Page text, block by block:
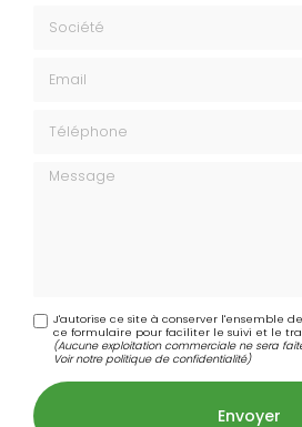
Message
J'autorise ce site à conserver l'ensemble
ce formulaire pour faciliter le suivi et le
(Aucune exploitation commerciale ne sera
Voir notrepolitique de confidentialité)